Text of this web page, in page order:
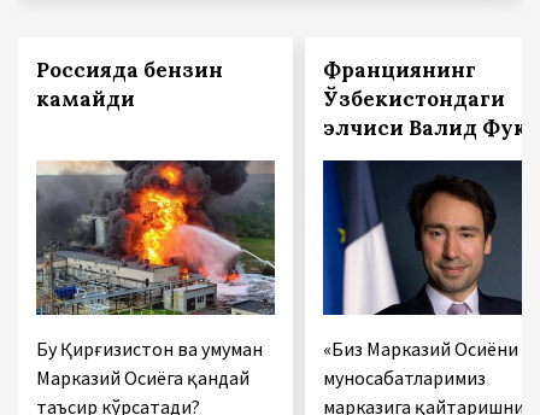
Россияда бензин
камайди
Бу Қирғизистон ва умуман
Марказий Осиёга қандай
таъсир кўрсатади?
Франциянинг
Ўзбекистондаги
элчиси Валид Фук:
«Биз Марказий Осиёни
муносабатларимиз
марказига қайтаришни